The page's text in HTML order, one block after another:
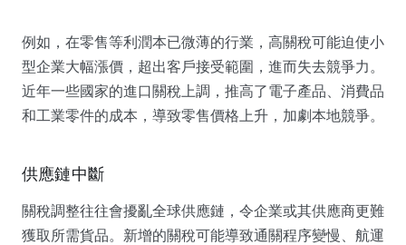
例如，在零售等利潤本已微薄的行業，高關稅可能迫使小
型企業大幅漲價，超出客戶接受範圍，進而失去競爭力。
近年一些國家的進口關稅上調，推高了電子產品、消費品
和工業零件的成本，導致零售價格上升，加劇本地競爭。
供應鏈中斷
關稅調整往往會擾亂全球供應鏈，令企業或其供應商更難
獲取所需貨品。新增的關稅可能導致通關程序變慢、航運